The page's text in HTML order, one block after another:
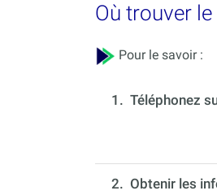
Où trouver
Pour le savoir :
1. Téléphonez
2. Obtenir les